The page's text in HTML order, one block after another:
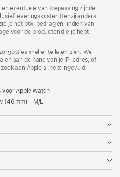
eventuele van toepassing zijnde
leveringskosten (tenzij anders
je het btw-bedrag en, indien van
voor de producten die je hebt
sneller te laten zien. We
aan de hand van je IP-adres, of
aan Apple al hebt ingevuld.
voor Apple Watch
(46 mm) - M/L